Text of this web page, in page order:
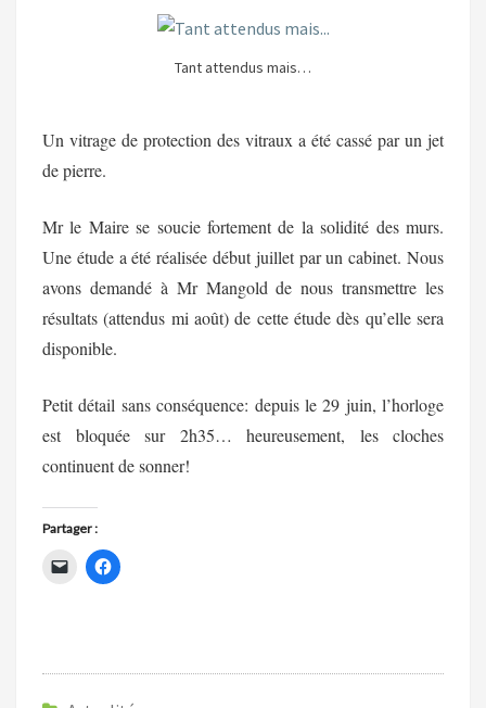
Tant attendus mais…
Un vitrage de protection des vitraux a été cassé par un jet
de pierre.
Mr le Maire se soucie fortement de la solidité des murs.
Une étude a été réalisée début juillet par un cabinet. Nous
avons demandé à Mr Mangold de nous transmettre les
résultats (attendus mi août) de cette étude dès qu’elle sera
disponible.
Petit détail sans conséquence: depuis le 29 juin, l’horloge
est bloquée sur 2h35… heureusement, les cloches
continuent de sonner!
Partager :
o
C
l
o